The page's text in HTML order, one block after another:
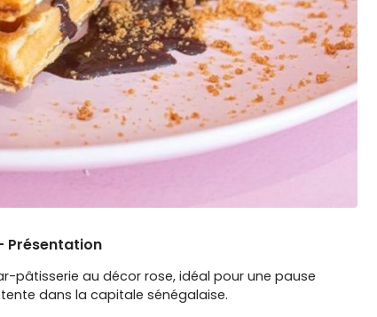
Présentation
pâtisserie au décor rose, idéal pour une pause
dans la capitale sénégalaise.